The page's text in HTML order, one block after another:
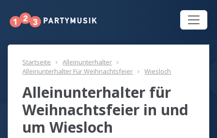
Startseite
Alleinunterhalter
Alleinunterhalter Für Weihnachtsfeier
Wiesloch
Alleinunterhalter für
Weihnachtsfeier in und
um Wiesloch